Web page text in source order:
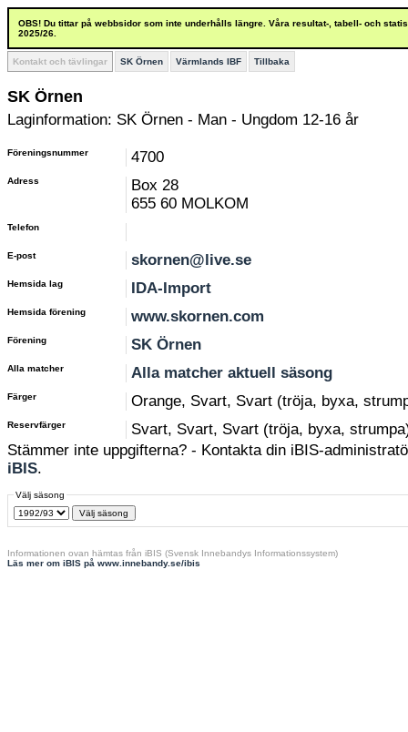
OBS! Du tittar på webbsidor som inte underhålls längre. Våra resultat-, tabell- och
2025/26.
Kontakt och tävlingar SK Örnen Värmlands IBF Tillbaka
SK Örnen
Laginformation: SK Örnen - Man - Ungdom 12-16 år
Föreningsnummer 4700
Adress
Box 28
655 60 MOLKOM
Telefon
E-post skornen@live.se
Hemsida lag IDA-Import
Hemsida förening www.skornen.com
Förening SK Örnen
Alla matcher Alla matcher aktuell säsong
Färger Orange, Svart, Svart (tröja, byxa,
Reservfärger
Svart, Svart, Svart (tröja, byxa,
Stämmer inte uppgifterna? - Kontakta din iBIS-
iBIS.
Välj säsong
Informationen ovan hämtas från iBIS (Svensk Innebandys Informationssystem)
Läs mer om iBIS på www.innebandy.se/ibis